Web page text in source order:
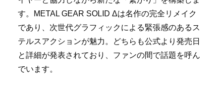
す。METAL GEAR SOLID Δは名作の完全リメイク
であり、次世代グラフィックによる緊張感のあるス
テルスアクションが魅力。どちらも公式より発売日
と詳細が発表されており、ファンの間で話題を呼ん
でいます。